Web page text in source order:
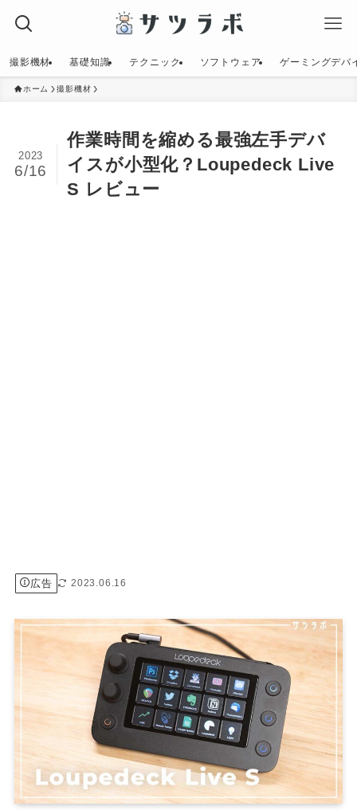
撮影機材 基礎知識 テクニック ソフトウェア ゲーミングデバ
ホーム 撮影機材
作業時間を縮める最強左手デバ
イスが小型化？Loupedeck Live
S レビュー
2023
6/16
広告 2023.06.16